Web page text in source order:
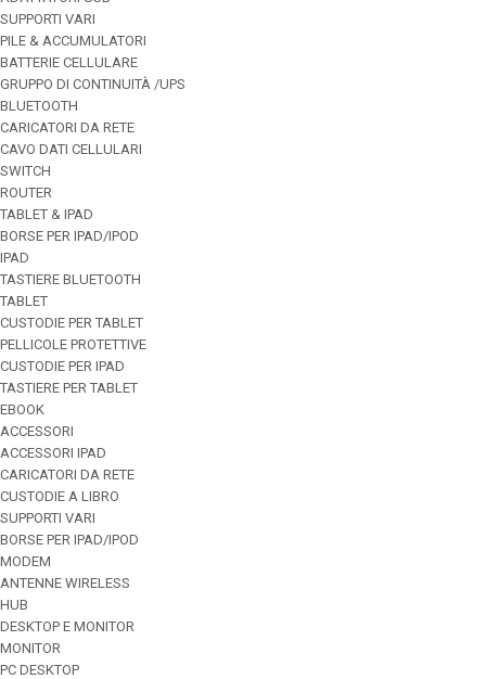
SUPPORTI VARI
PILE & ACCUMULATORI
BATTERIE CELLULARE
GRUPPO DI CONTINUITÀ /UPS
BLUETOOTH
CARICATORI DA RETE
CAVO DATI CELLULARI
SWITCH
ROUTER
TABLET & IPAD
BORSE PER IPAD/IPOD
IPAD
TASTIERE BLUETOOTH
TABLET
CUSTODIE PER TABLET
PELLICOLE PROTETTIVE
CUSTODIE PER IPAD
TASTIERE PER TABLET
EBOOK
ACCESSORI
ACCESSORI IPAD
CARICATORI DA RETE
CUSTODIE A LIBRO
SUPPORTI VARI
BORSE PER IPAD/IPOD
MODEM
ANTENNE WIRELESS
HUB
DESKTOP E MONITOR
MONITOR
PC DESKTOP